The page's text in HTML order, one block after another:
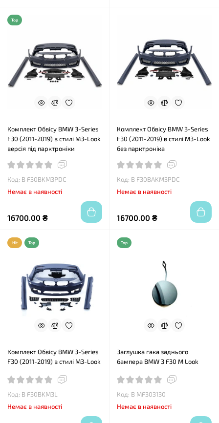
Top
Комплект Обвісу BMW 3-Series
F30 (2011-2019) в стилі М3-Look
версія під парктроніки
Код: B F30BKM3PDC
Немає в наявності
16700.00 ₴
Комплект Обвісу BMW 3-Series
F30 (2011-2019) в стилі М3-Look
без парктроніка
Код: B F30BAKM3PDC
Немає в наявності
16700.00 ₴
Hit Top
Комплект Обвісу BMW 3-Series
F30 (2011-2019) в стилі М3-Look
Код: B F30BKM3L
Немає в наявності
Top
Заглушка гака заднього
бампера BMW 3 F30 M Look
Код: B MF303130
Немає в наявності